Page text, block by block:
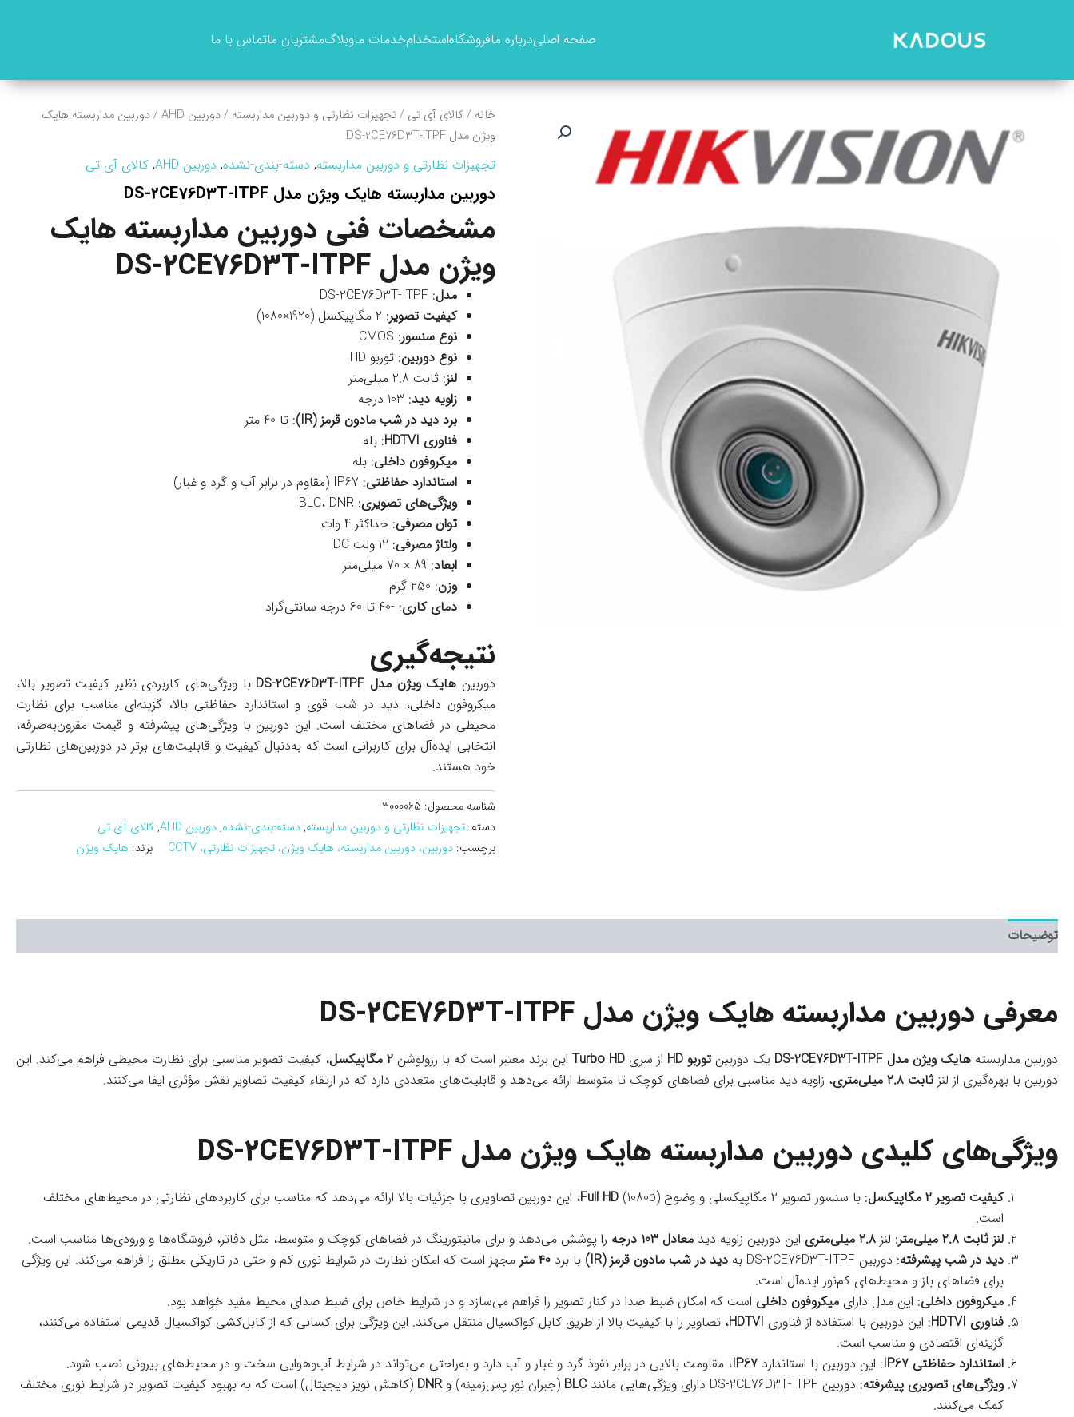
صفحه اصلیدرباره مافروشگاهاستخدامخدمات ماوبلاگمشتریان ماتماس با ما
خانه /کالای آی تی /تجهیزات نظارتی و دوربین مداربسته /دوربین AHD
/ دوربین مداربسته هایک
ویژن مدل DS-2CE76D3T-ITPF
تجهیزات نظارتی و دوربین مداربسته, دسته-بندی-نشده, دوربین AHD ,کالای آی تی
دوربین مداربسته هایک ویژن مدل DS-2CE76D3T-ITPF
مشخصات فنی دوربین مداربسته هایک
ویژن مدل DS-2CE76D3T-ITPF
مدل: DS-2CE76D3T-ITPF
کیفیت تصویر: 2 مگاپیکسل (1920×1080)
نوع سنسور: CMOS
نوع دوربین: توربو HD
لنز: ثابت 2.8 میلی‌متر
زاویه دید: 103 درجه
برد دید در شب مادون قرمز (IR)
: تا 40 متر
فناوری HDTVI
: بله
میکروفون داخلی: بله
استاندارد حفاظتی: IP67 (مقاوم در برابر آب و گرد و غبار)
ویژگی‌های تصویری: BLC، DNR
توان مصرفی: حداکثر 4 وات
ولتاژ مصرفی: 12 ولت DC
ابعاد: 89 × 70 میلی‌متر
وزن: 250 گرم
دمای کاری: -40 تا 60 درجه سانتی‌گراد
نتیجه‌گیری
دوربین هایک ویژن مدل DS-2CE76D3T-ITPF
با ویژگی‌های کاربردی نظیر کیفیت تصویر بالا،
میکروفون داخلی، دید در شب قوی و استاندارد حفاظتی بالا، گزینه‌ای مناسب برای نظارت
محیطی در فضاهای مختلف است. این دوربین با ویژگی‌های پیشرفته و قیمت مقرون‌به‌صرفه،
انتخابی ایده‌آل برای کاربرانی است که به‌دنبال کیفیت و قابلیت‌های برتر در دوربین‌های نظارتی
خود هستند.
شناسه محصول: 3000065
دسته:تجهیزات نظارتی و دوربین مداربسته,دسته-بندی-نشده,دوربین AHD ,کالای آی تی
برچسب:دوربین، دوربین مداربسته، هایک ویژن، تجهیزات نظارتی، CCTV برند: هایک ویژن
توضیحات
معرفی دوربین مداربسته هایک ویژن مدل DS-2CE76D3T-ITPF
دوربین مداربسته هایک ویژن مدل DS-2CE76D3T-ITPF یک دوربین توربو HD از سری Turbo HD این برند معتبر است که با رزولوشن ۲ مگاپیکسل
، کیفیت تصویر مناسبی برای نظارت محیطی فراهم می‌کند. این
دوربین با بهره‌گیری از لنز ثابت ۲.۸ میلی‌متری ، زاویه دید مناسبی برای فضاهای کوچک تا متوسط ارائه می‌دهد و قابلیت‌های متعددی دارد که در ارتقاء کیفیت تصاویر نقش مؤثری ایفا می‌کنند.
ویژگی‌های کلیدی دوربین مداربسته هایک ویژن مدل DS-2CE76D3T-ITPF
کیفیت تصویر ۲ مگاپیکسل : با سنسور تصویر ۲ مگاپیکسلی و وضوح Full HD(1080p)، این دوربین تصاویری با جزئیات بالا ارائه می‌دهد که مناسب برای کاربردهای نظارتی در محیط‌های مختلف
است.
لنز ثابت ۲.۸ میلی‌متر
: لنز ۲.۸ میلی‌متری این دوربین زاویه دید معادل ۱۰۳ درجه
را پوشش می‌دهد و برای مانیتورینگ در فضاهای کوچک و متوسط، مثل دفاتر، فروشگاه‌ها و ورودی‌ها مناسب است.
دید در شب پیشرفته: دوربین DS-2CE76D3T-ITPF به دید در شب مادون قرمز (IR) با برد ۴۰ متر
مجهز است که امکان نظارت در شرایط نوری کم و حتی در تاریکی مطلق را فراهم می‌کند. این ویژگی
برای فضاهای باز و محیط‌های کم‌نور ایده‌آل است.
میکروفون داخلی: این مدل دارای میکروفون داخلی است که امکان ضبط صدا در کنار تصویر را فراهم می‌سازد و در شرایط خاص برای ضبط صدای محیط مفید خواهد بود.
فناوری HDTVI
: این دوربین با استفاده از فناوری HDTVI، تصاویر را با کیفیت بالا از طریق کابل کواکسیال منتقل می‌کند. این ویژگی برای کسانی که از کابل‌کشی کواکسیال قدیمی استفاده می‌کنند،
گزینه‌ای اقتصادی و مناسب است.
استاندارد حفاظتی IP67
: این دوربین با استاندارد IP67، مقاومت بالایی در برابر نفوذ گرد و غبار و آب دارد و به‌راحتی می‌تواند در شرایط آب‌وهوایی سخت و در محیط‌های بیرونی نصب شود.
ویژگی‌های تصویری پیشرفته: دوربین DS-2CE76D3T-ITPF دارای ویژگی‌هایی مانند BLC (جبران نور پس‌زمینه) و DNR (کاهش نویز دیجیتال) است که به بهبود کیفیت تصویر در شرایط نوری مختلف
کمک می‌کنند.